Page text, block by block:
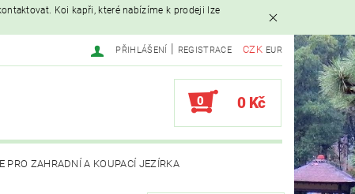
Koi kapři, které nabízíme k prodeji lze
CZK EUR
PŘIHLÁŠENÍ REGISTRACE
0 0 Kč
PRO ZAHRADNÍ A KOUPACÍ JEZÍRKA